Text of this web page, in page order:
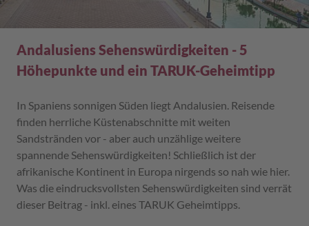
Andalusiens Sehenswürdigkeiten - 5
Höhepunkte und ein TARUK-Geheimtipp
In Spaniens sonnigen Süden liegt Andalusien. Reisende
finden herrliche Küstenabschnitte mit weiten
Sandstränden vor - aber auch unzählige weitere
spannende Sehenswürdigkeiten! Schließlich ist der
afrikanische Kontinent in Europa nirgends so nah wie hier.
Was die eindrucksvollsten Sehenswürdigkeiten sind verrät
dieser Beitrag - inkl. eines TARUK Geheimtipps.